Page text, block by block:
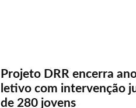
Projeto DRR encerra
letivo com intervenção
de 280 jovens